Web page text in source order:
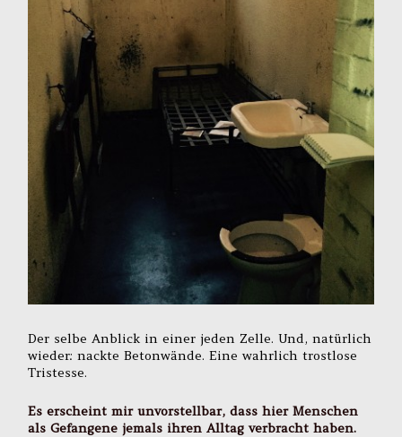
Der selbe Anblick in einer jeden Zelle. Und, natürlich
wieder: nackte Betonwände. Eine wahrlich trostlose
Tristesse.
Es erscheint mir unvorstellbar, dass hier Menschen
als Gefangene jemals ihren Alltag verbracht haben.